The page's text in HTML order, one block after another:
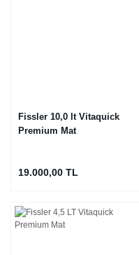
Fissler 10,0 lt Vitaquick
Premium Mat
19.000,00 TL